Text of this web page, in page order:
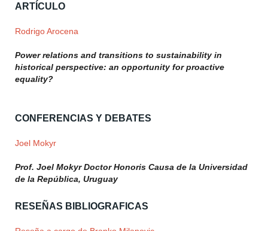
ARTÍCULO
Rodrigo Arocena
Power relations and transitions to sustainability in
historical perspective: an opportunity for proactive
equality?
CONFERENCIAS Y DEBATES
Joel Mokyr
Prof. Joel Mokyr Doctor Honoris Causa de la Universidad
de la República, Uruguay
RESEÑAS BIBLIOGRAFICAS